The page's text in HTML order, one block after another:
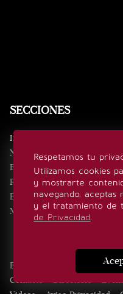
Respetamos tu
Utilizamos cookies
y mostrarte
navegando,
y el tratamiento de
de Privacidad.
SECCIONES
Inicio
Noticias
Eventos
Realeza
Estilo de vida
Minuto x Minuto
Edición Impresa Noticias
Contacto
Directorio